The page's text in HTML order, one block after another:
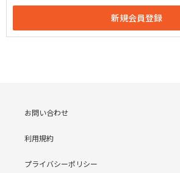
お問い合わせ
利用規約
プライバシーポリシー